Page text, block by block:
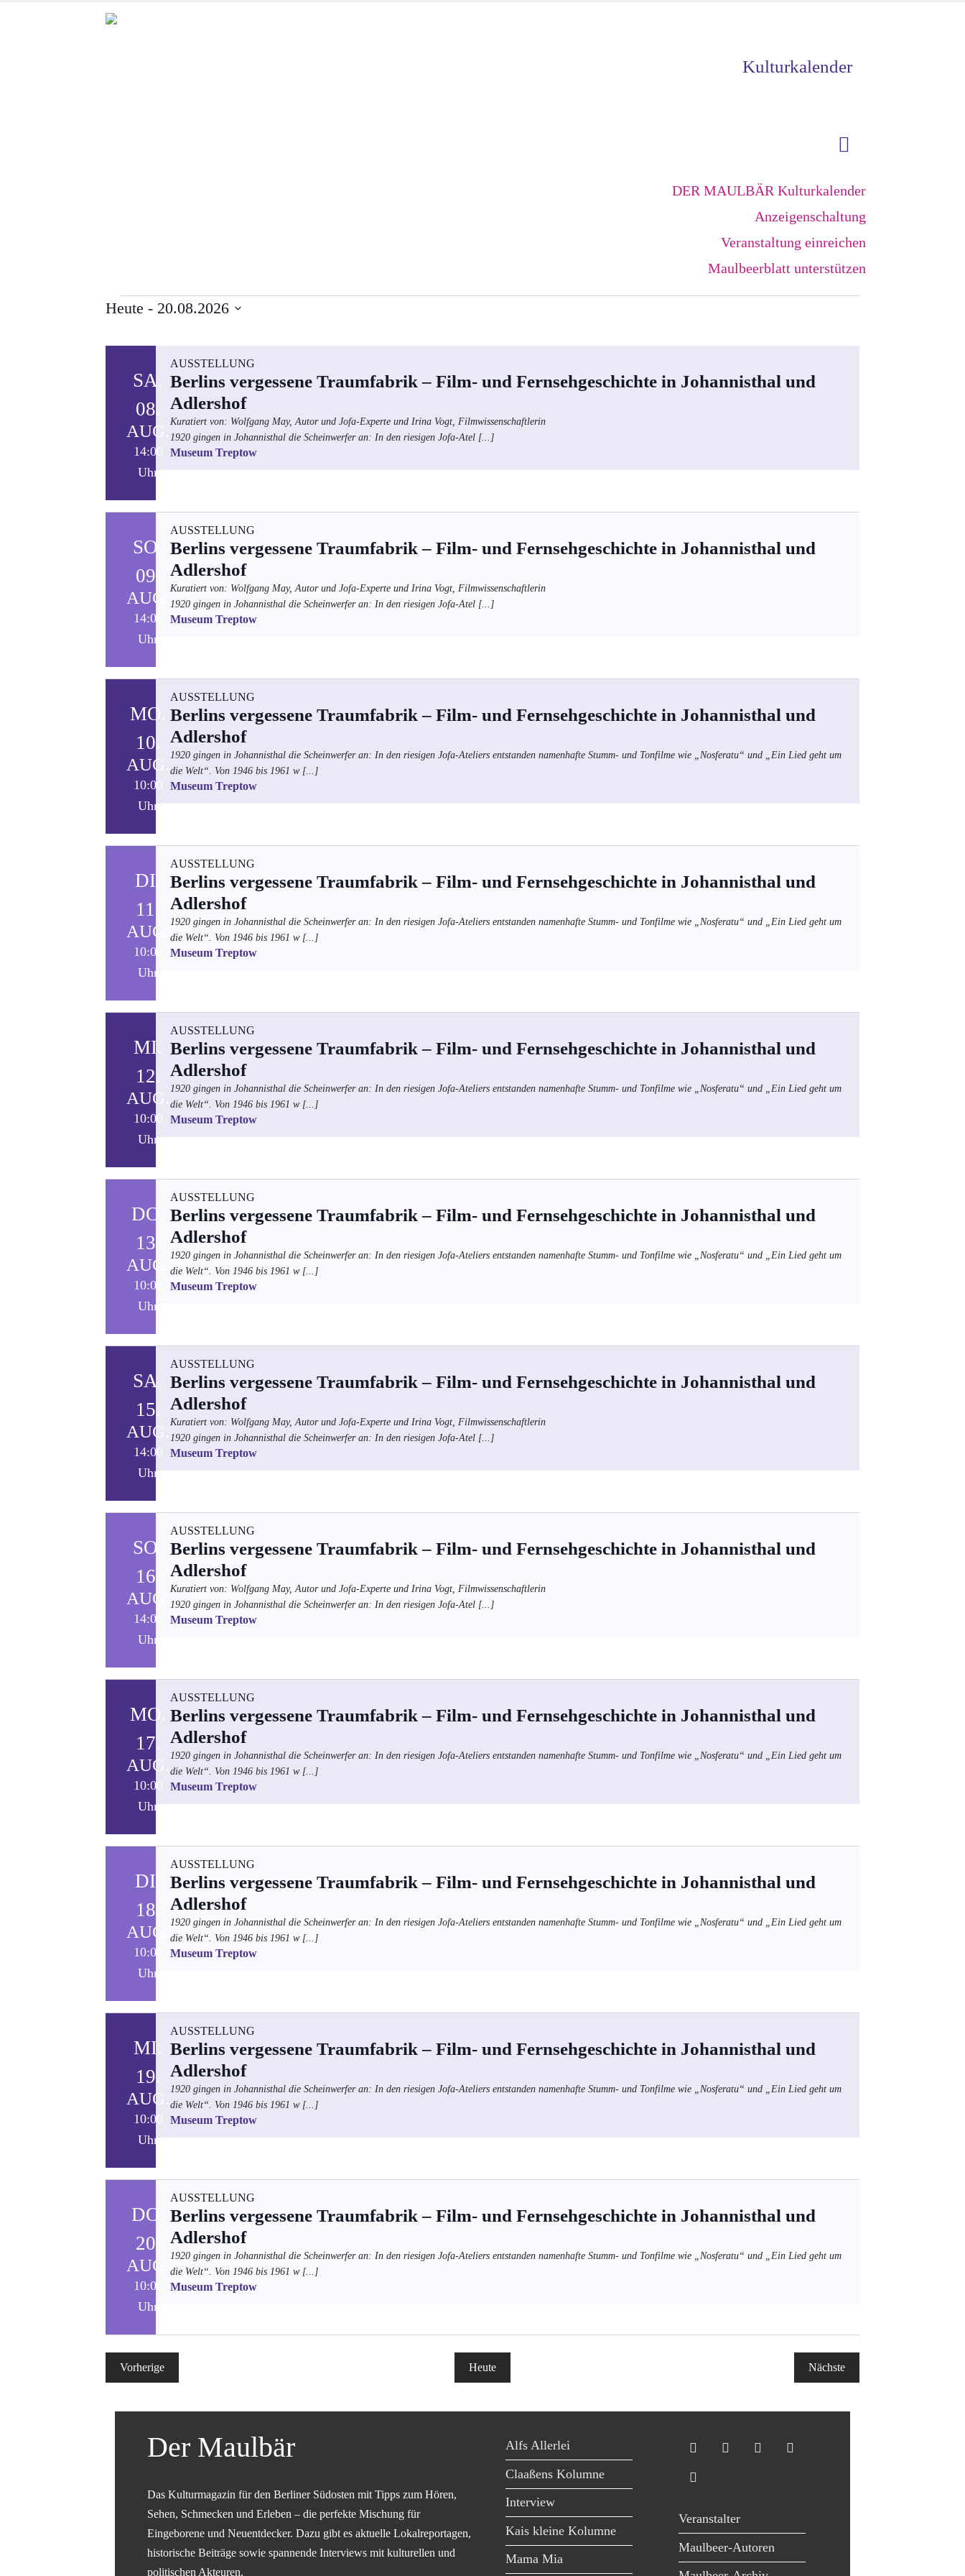
Kulturkalender
DER MAULBÄR Kulturkalender
Anzeigenschaltung
Veranstaltung einreichen
Maulbeerblatt unterstützen
Veranstaltungen
Heute - 20.08.2026
auswählen.
SA.
08.
AUG.
14:00
Uhr
AUSSTELLUNG
Berlins vergessene Traumfabrik – Film- und Fernsehgeschichte in Johannisthal und
Adlershof
Kuratiert von: Wolfgang May, Autor und Jofa-Experte und Irina Vogt, Filmwissenschaftlerin
1920 gingen in Johannisthal die Scheinwerfer an: In den riesigen Jofa-Atel [...]
Museum Treptow
SO.
09.
AUG.
14:00
Uhr
AUSSTELLUNG
Berlins vergessene Traumfabrik – Film- und Fernsehgeschichte in Johannisthal und
Adlershof
Kuratiert von: Wolfgang May, Autor und Jofa-Experte und Irina Vogt, Filmwissenschaftlerin
1920 gingen in Johannisthal die Scheinwerfer an: In den riesigen Jofa-Atel [...]
Museum Treptow
MO.
10.
AUG.
10:00
Uhr
AUSSTELLUNG
Berlins vergessene Traumfabrik – Film- und Fernsehgeschichte in Johannisthal und
Adlershof
1920 gingen in Johannisthal die Scheinwerfer an: In den riesigen Jofa-Ateliers entstanden namenhafte Stumm- und Tonfilme wie „Nosferatu“ und „Ein Lied geht um
die Welt“. Von 1946 bis 1961 w[...]
Museum Treptow
DI.
11.
AUG.
10:00
Uhr
AUSSTELLUNG
Berlins vergessene Traumfabrik – Film- und Fernsehgeschichte in Johannisthal und
Adlershof
1920 gingen in Johannisthal die Scheinwerfer an: In den riesigen Jofa-Ateliers entstanden namenhafte Stumm- und Tonfilme wie „Nosferatu“ und „Ein Lied geht um
die Welt“. Von 1946 bis 1961 w[...]
Museum Treptow
MI.
12.
AUG.
10:00
Uhr
AUSSTELLUNG
Berlins vergessene Traumfabrik – Film- und Fernsehgeschichte in Johannisthal und
Adlershof
1920 gingen in Johannisthal die Scheinwerfer an: In den riesigen Jofa-Ateliers entstanden namenhafte Stumm- und Tonfilme wie „Nosferatu“ und „Ein Lied geht um
die Welt“. Von 1946 bis 1961 w[...]
Museum Treptow
DO.
13.
AUG.
10:00
Uhr
AUSSTELLUNG
Berlins vergessene Traumfabrik – Film- und Fernsehgeschichte in Johannisthal und
Adlershof
1920 gingen in Johannisthal die Scheinwerfer an: In den riesigen Jofa-Ateliers entstanden namenhafte Stumm- und Tonfilme wie „Nosferatu“ und „Ein Lied geht um
die Welt“. Von 1946 bis 1961 w[...]
Museum Treptow
SA.
15.
AUG.
14:00
Uhr
AUSSTELLUNG
Berlins vergessene Traumfabrik – Film- und Fernsehgeschichte in Johannisthal und
Adlershof
Kuratiert von: Wolfgang May, Autor und Jofa-Experte und Irina Vogt, Filmwissenschaftlerin
1920 gingen in Johannisthal die Scheinwerfer an: In den riesigen Jofa-Atel [...]
Museum Treptow
SO.
16.
AUG.
14:00
Uhr
AUSSTELLUNG
Berlins vergessene Traumfabrik – Film- und Fernsehgeschichte in Johannisthal und
Adlershof
Kuratiert von: Wolfgang May, Autor und Jofa-Experte und Irina Vogt, Filmwissenschaftlerin
1920 gingen in Johannisthal die Scheinwerfer an: In den riesigen Jofa-Atel [...]
Museum Treptow
MO.
17.
AUG.
10:00
Uhr
AUSSTELLUNG
Berlins vergessene Traumfabrik – Film- und Fernsehgeschichte in Johannisthal und
Adlershof
1920 gingen in Johannisthal die Scheinwerfer an: In den riesigen Jofa-Ateliers entstanden namenhafte Stumm- und Tonfilme wie „Nosferatu“ und „Ein Lied geht um
die Welt“. Von 1946 bis 1961 w[...]
Museum Treptow
DI.
18.
AUG.
10:00
Uhr
AUSSTELLUNG
Berlins vergessene Traumfabrik – Film- und Fernsehgeschichte in Johannisthal und
Adlershof
1920 gingen in Johannisthal die Scheinwerfer an: In den riesigen Jofa-Ateliers entstanden namenhafte Stumm- und Tonfilme wie „Nosferatu“ und „Ein Lied geht um
die Welt“. Von 1946 bis 1961 w[...]
Museum Treptow
MI.
19.
AUG.
10:00
Uhr
AUSSTELLUNG
Berlins vergessene Traumfabrik – Film- und Fernsehgeschichte in Johannisthal und
Adlershof
1920 gingen in Johannisthal die Scheinwerfer an: In den riesigen Jofa-Ateliers entstanden namenhafte Stumm- und Tonfilme wie „Nosferatu“ und „Ein Lied geht um
die Welt“. Von 1946 bis 1961 w[...]
Museum Treptow
DO.
20.
AUG.
10:00
Uhr
AUSSTELLUNG
Berlins vergessene Traumfabrik – Film- und Fernsehgeschichte in Johannisthal und
Adlershof
1920 gingen in Johannisthal die Scheinwerfer an: In den riesigen Jofa-Ateliers entstanden namenhafte Stumm- und Tonfilme wie „Nosferatu“ und „Ein Lied geht um
die Welt“. Von 1946 bis 1961 w[...]
Museum Treptow
VorherigeVeranstaltungen Heute NächsteVeranstaltungen
Der Maulbär
Das Kulturmagazin für den Berliner Südosten mit Tipps zum Hören,
Sehen, Schmecken und Erleben – die perfekte Mischung für
Eingeborene und Neuentdecker. Dazu gibt es aktuelle Lokalreportagen,
historische Beiträge sowie spannende Interviews mit kulturellen und
politischen Akteuren.
Alfs Allerlei
Claaßens Kolumne
Interview
Kais kleine Kolumne
Mama Mia
Veranstalter
Maulbeer-Autoren